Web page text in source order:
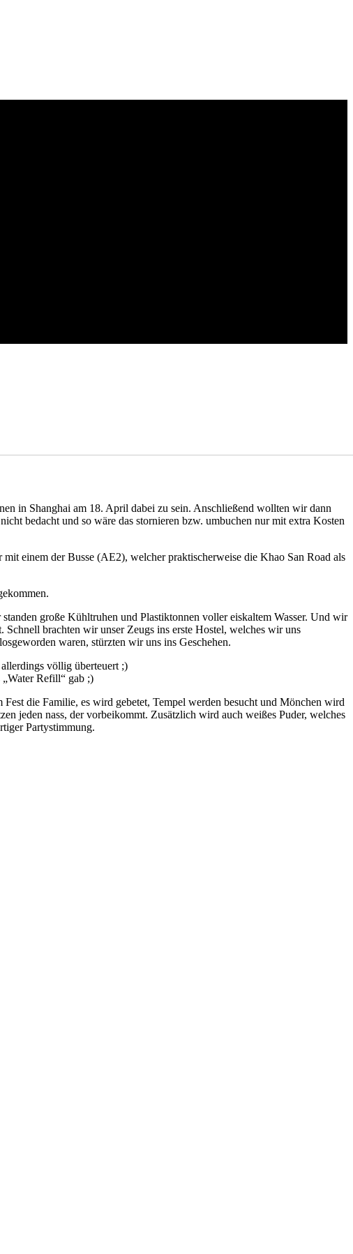
in Shanghai am 18. April dabei zu sein. Anschließend wollten wir dann
bedacht und so wäre das stornieren bzw. umbuchen nur mit extra Kosten
einem der Busse (AE2), welcher praktischerweise die Khao San Road als
große Kühltruhen und Plastiktonnen voller eiskaltem Wasser. Und wir
brachten wir unser Zeugs ins erste Hostel, welches wir uns
waren, stürzten wir uns ins Geschehen.
völlig überteuert ;)
Refill“ gab ;)
die Familie, es wird gebetet, Tempel werden besucht und Mönchen wird
jeden nass, der vorbeikommt. Zusätzlich wird auch weißes Puder, welches
Partystimmung.